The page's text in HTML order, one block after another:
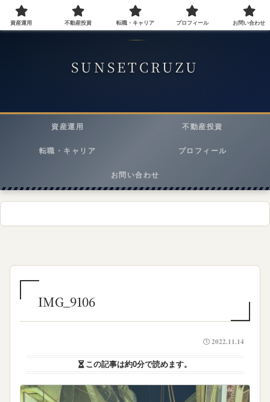
40代会社員が実践する資産運用・転職・ライフスタイルメディア
SUNSETCRUZU
資産運用 不動産投資
転職・キャリア プロフィール
お問い合わせ
IMG_9106
2022.11.14
この記事は約0分で読めます。
資産運用 不動産投資 転職・キャリア プロフィール お問い合わせ